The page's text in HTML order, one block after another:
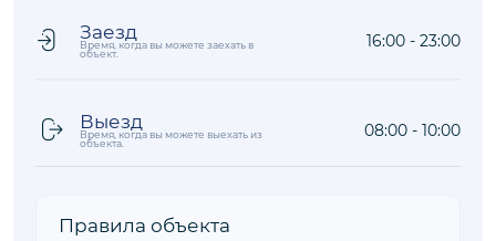
Заезд
Время, когда вы можете заехать в
объект.
16:00 - 23:00
Выезд
Время, когда вы можете выехать из
объекта.
08:00 - 10:00
Правила объекта